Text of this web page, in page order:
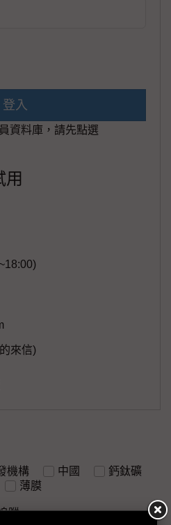
登入
資料庫，請先點選
用
來信)
機構 中國
鈣鈦礦
薄膜
蹤」